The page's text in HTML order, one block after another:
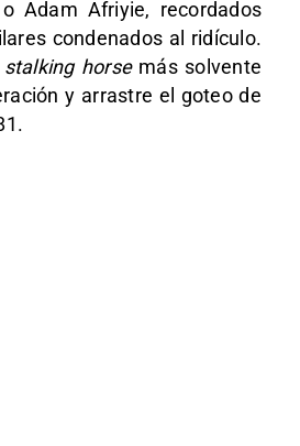
Adam Afriyie, recordados
condenados al ridículo.
stalking horsemás solvente
y arrastre el goteo de